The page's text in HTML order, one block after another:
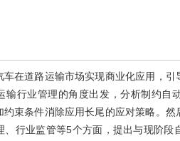
车在道路运输市场实现商业化应用，
输行业管理的角度出发，分析制约自
约束条件消除应用长尾的应对策略。然
、行业监管等5个方面，提出与现阶段